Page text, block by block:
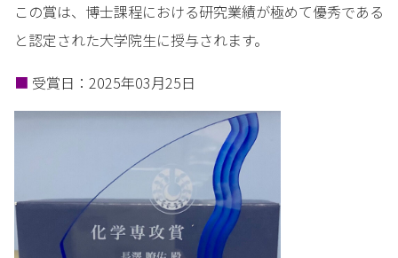
この賞は、博士課程における研究業績が極めて優秀である
と認定された大学院生に授与されます。
■ 受賞日：2025年03月25日